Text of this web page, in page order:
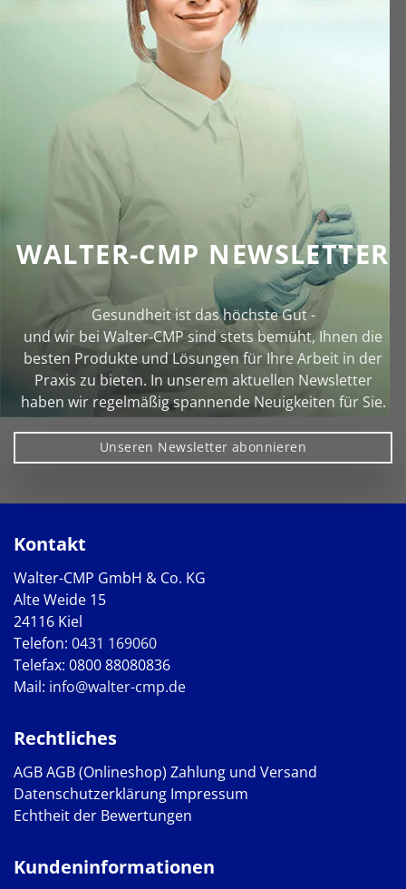
WALTER-CMP NEWSLETTER
Gesundheit ist das höchste Gut -
und wir bei Walter‑CMP sind stets bemüht, Ihnen die
besten Produkte und Lösungen für Ihre Arbeit in der
Praxis zu bieten. In unserem aktuellen Newsletter
haben wir regelmäßig spannende Neuigkeiten für Sie.
Unseren Newsletter abonnieren
Kontakt
Walter-CMP GmbH & Co. KG
Alte Weide 15
24116 Kiel
Telefon: 0431 169060
Telefax: 0800 88080836
Mail: info@walter-cmp.de
Rechtliches
AGBAGB (Onlineshop) Zahlung und Versand
Datenschutzerklärung Impressum
Echtheit der Bewertungen
Kundeninformationen